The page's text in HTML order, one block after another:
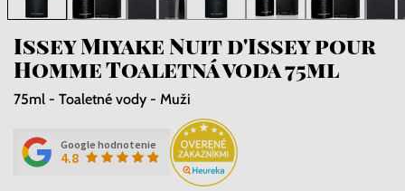
Issey Miyake Nuit d'Issey pour
Homme Toaletná voda 75ml
75ml - Toaletné vody - Muži
Google hodnotenie
4.8